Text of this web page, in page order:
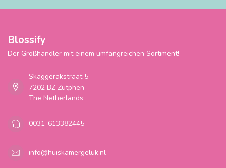
Blossify
Der Großhändler mit einem umfangreichen Sortiment!
Skaggerakstraat 5
7202 BZ Zutphen
The Netherlands
0031-613382445
info@huiskamergeluk.nl